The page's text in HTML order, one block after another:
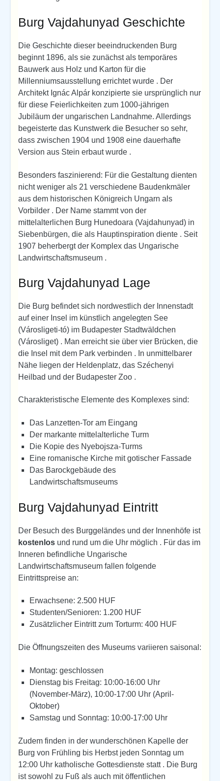
Burg Vajdahunyad Geschichte
Die Geschichte dieser beeindruckenden Burg
beginnt 1896, als sie zunächst als temporäres
Bauwerk aus Holz und Karton für die
Millenniumsausstellung errichtet wurde . Der
Architekt Ignác Alpár konzipierte sie ursprünglich nur
für diese Feierlichkeiten zum 1000-jährigen
Jubiläum der ungarischen Landnahme. Allerdings
begeisterte das Kunstwerk die Besucher so sehr,
dass zwischen 1904 und 1908 eine dauerhafte
Version aus Stein erbaut wurde .
Besonders faszinierend: Für die Gestaltung dienten
nicht weniger als 21 verschiedene Baudenkmäler
aus dem historischen Königreich Ungarn als
Vorbilder . Der Name stammt von der
mittelalterlichen Burg Hunedoara (Vajdahunyad) in
Siebenbürgen, die als Hauptinspiration diente . Seit
1907 beherbergt der Komplex das Ungarische
Landwirtschaftsmuseum .
Burg Vajdahunyad Lage
Die Burg befindet sich nordwestlich der Innenstadt
auf einer Insel im künstlich angelegten See
(Városligeti-tó) im Budapester Stadtwäldchen
(Városliget) . Man erreicht sie über vier Brücken, die
die Insel mit dem Park verbinden . In unmittelbarer
Nähe liegen der Heldenplatz, das Széchenyi
Heilbad und der Budapester Zoo .
Charakteristische Elemente des Komplexes sind:
Das Lanzetten-Tor am Eingang
Der markante mittelalterliche Turm
Die Kopie des Nyebojsza-Turms
Eine romanische Kirche mit gotischer Fassade
Das Barockgebäude des
Landwirtschaftsmuseums
Burg Vajdahunyad Eintritt
Der Besuch des Burggeländes und der Innenhöfe ist
kostenlos und rund um die Uhr möglich . Für das im
Inneren befindliche Ungarische
Landwirtschaftsmuseum fallen folgende
Eintrittspreise an:
Erwachsene: 2.500 HUF
Studenten/Senioren: 1.200 HUF
Zusätzlicher Eintritt zum Torturm: 400 HUF
Die Öffnungszeiten des Museums variieren saisonal:
Montag: geschlossen
Dienstag bis Freitag: 10:00-16:00 Uhr
(November-März), 10:00-17:00 Uhr (April-
Oktober)
Samstag und Sonntag: 10:00-17:00 Uhr
Zudem finden in der wunderschönen Kapelle der
Burg von Frühling bis Herbst jeden Sonntag um
12:00 Uhr katholische Gottesdienste statt . Die Burg
ist sowohl zu Fuß als auch mit öffentlichen